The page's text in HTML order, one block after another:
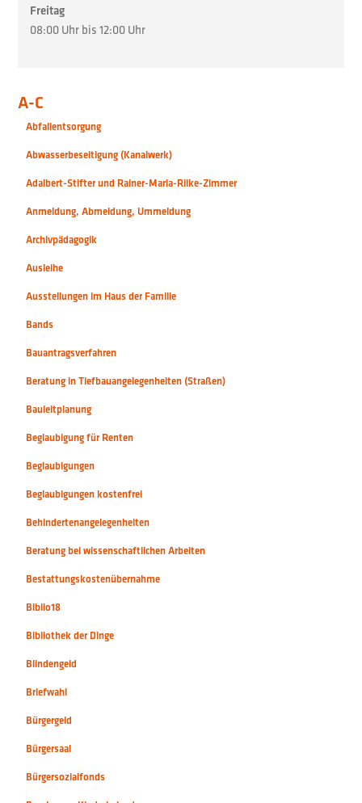
Freitag
08:00 Uhr bis 12:00 Uhr
A-C
Abfallentsorgung
Abwasserbeseitigung (Kanalwerk)
Adalbert-Stifter und Rainer-Maria-Rilke-Zimmer
Anmeldung, Abmeldung, Ummeldung
Archivpädagogik
Ausleihe
Ausstellungen im Haus der Familie
Bands
Bauantragsverfahren
Beratung in Tiefbauangelegenheiten (Straßen)
Bauleitplanung
Beglaubigung für Renten
Beglaubigungen
Beglaubigungen kostenfrei
Behindertenangelegenheiten
Beratung bei wissenschaftlichen Arbeiten
Bestattungskostenübernahme
Biblio18
Bibliothek der Dinge
Blindengeld
Briefwahl
Bürgergeld
Bürgersaal
Bürgersozialfonds